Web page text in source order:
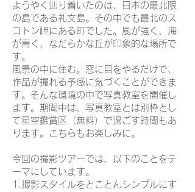
ようやく辿り着いたのは、日本の最北限
の島である礼文島。その中でも最北のス
コトン岬にある町でした。風が強く、海
が青く、なだらかな丘が印象的な場所で
す。
風景の中に住む。窓に目をやるだけで、
作品が撮れる予感に気づくことができま
す。そんな環境の中で写真教室を開催し
ます。期間中は、写真教室とは別枠とし
て星空鑑賞区（無料）で過ごす時間もあ
ります。こちらもお楽しみに。
今回の撮影ツアーでは、以下のことをテ
ーマにしています。
1.撮影スタイルをとことんシンプルにす